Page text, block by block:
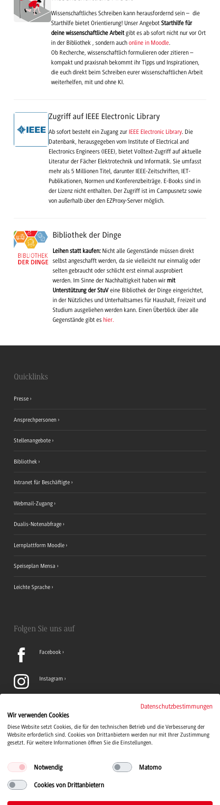
Wissenschaftliches Schreiben kann herausfordernd sein – die
Starthilfe bietet Orientierung! Unser AngebotStarthilfe für
deine wissenschaftliche Arbeitgibt es ab sofort nicht nur vor Ort
in der Bibliothek , sondern auchonline in Moodle.
Ob Recherche, wissenschaftlich formulieren oder zitieren –
kompakt und praxisnah bekommt ihr Tipps und Inspirationen,
die euch direkt beim Schreiben eurer wissenschaftlichen Arbeit
weiterhelfen, mit und ohne KI.
Zugriff auf IEEE Electronic Library
Ab sofort besteht ein Zugang zur IEEE Electronic Library. Die
Datenbank, herausgegeben vom Institute of Electrical and
Electronics Engineers (IEEE), bietet Volltext-Zugriff auf aktuelle
Literatur der Fächer Elektrotechnik und Informatik. Sie umfasst
mehr als 5 Millionen Titel, darunter IEEE-Zeitschriften, IET-
Publikationen, Normen und Konferenzbeiträge. E-Books sind in
der Lizenz nicht enthalten. Der Zugriff ist im Campusnetz sowie
von außerhalb über den EZProxy-Server möglich.
Bibliothek der Dinge
Leihen statt kaufen: Nicht alle Gegenstände müssen direkt
selbst angeschafft werden, da sie vielleicht nur einmalig oder
selten gebraucht oder schlicht erst einmal ausprobiert
werden. Im Sinne der Nachhaltigkeit haben wir mit
Unterstützung der StuVeine Bibliothek der Dinge eingerichtet,
in der Nützliches und Unterhaltsames für Haushalt, Freizeit und
Studium ausgeliehen werden kann. Einen Überblick über alle
Gegenstände gibt es hier.
Quicklinks
Presse
Ansprechpersonen
Stellenangebote
Bibliothek
Intranet für Beschäftigte
Webmail-Zugang
Dualis-Notenabfrage
Lernplattform Moodle
Speiseplan Mensa
Leichte Sprache
Folgen Sie uns auf
Facebook
Instagram
TikTok
Datenschutzbestimmungen
Wir verwenden Cookies
Diese Website setzt Cookies, die für den technischen Betrieb und die Verbesserung der
Website erforderlich sind. Cookies von Drittanbietern werden nur mit Ihrer Zustimmung
gesetzt. Für weitere Informationen öffnen Sie die Einstellungen.
Notwendig Matomo
Cookies von Drittanbietern